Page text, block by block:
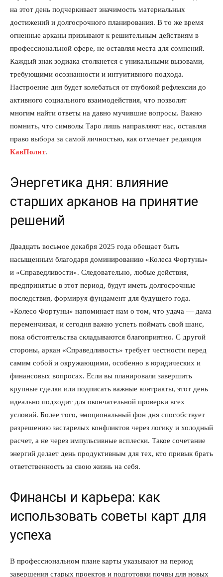
на этот день подчеркивает значимость материальных
достижений и долгосрочного планирования. В то же время
огненные арканы призывают к решительным действиям в
профессиональной сфере, не оставляя места для сомнений.
Каждый знак зодиака столкнется с уникальными вызовами,
требующими осознанности и интуитивного подхода.
Настроение дня будет колебаться от глубокой рефлексии до
активного социального взаимодействия, что позволит
многим найти ответы на давно мучившие вопросы. Важно
помнить, что символы Таро лишь направляют нас, оставляя
право выбора за самой личностью, как отмечает редакция
КавПолит.
Энергетика дня: влияние
старших арканов на принятие
решений
Двадцать восьмое декабря 2025 года обещает быть
насыщенным благодаря доминированию «Колеса Фортуны»
и «Справедливости». Следовательно, любые действия,
предпринятые в этот период, будут иметь долгосрочные
последствия, формируя фундамент для будущего года.
«Колесо Фортуны» напоминает нам о том, что удача — дама
переменчивая, и сегодня важно успеть поймать свой шанс,
пока обстоятельства складываются благоприятно. С другой
стороны, аркан «Справедливость» требует честности перед
самим собой и окружающими, особенно в юридических и
финансовых вопросах. Если вы планировали завершить
крупные сделки или подписать важные контракты, этот день
идеально подходит для окончательной проверки всех
условий. Более того, эмоциональный фон дня способствует
разрешению застарелых конфликтов через логику и холодный
расчет, а не через импульсивные всплески. Такое сочетание
энергий делает день продуктивным для тех, кто привык брать
ответственность за свою жизнь на себя.
Финансы и карьера: как
использовать советы карт для
успеха
В профессиональном плане карты указывают на период
завершения старых проектов и подготовки почвы для новых